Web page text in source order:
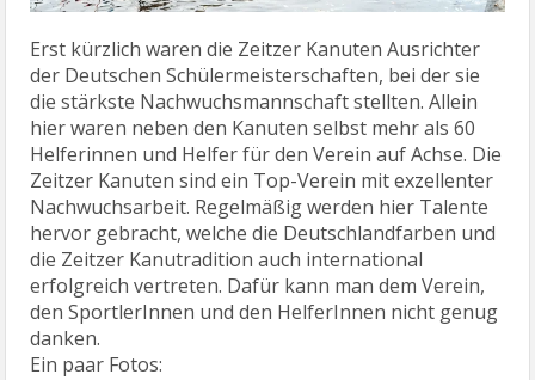
Erst kürzlich waren die Zeitzer Kanuten Ausrichter
der Deutschen Schülermeisterschaften, bei der sie
die stärkste Nachwuchsmannschaft stellten. Allein
hier waren neben den Kanuten selbst mehr als 60
Helferinnen und Helfer für den Verein auf Achse. Die
Zeitzer Kanuten sind ein Top-Verein mit exzellenter
Nachwuchsarbeit. Regelmäßig werden hier Talente
hervor gebracht, welche die Deutschlandfarben und
die Zeitzer Kanutradition auch international
erfolgreich vertreten. Dafür kann man dem Verein,
den SportlerInnen und den HelferInnen nicht genug
danken.
Ein paar Fotos: